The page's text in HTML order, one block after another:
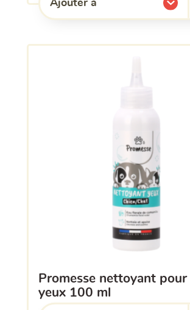
Ajouter à
l'une de mes listes.
promesse nettoyant pour les
yeux 100 ml